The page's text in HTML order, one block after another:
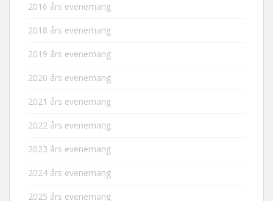
2016 års evenemang
2018 års evenemang
2019 års evenemang
2020 års evenemang
2021 års evenemang
2022 års evenemang
2023 års evenemang
2024 års evenemang
2025 års evenemang